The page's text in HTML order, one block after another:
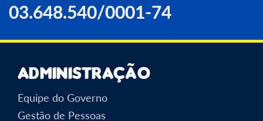
03.648.540/0001-74
Administração
Equipe do Governo
Gestão de Pessoas